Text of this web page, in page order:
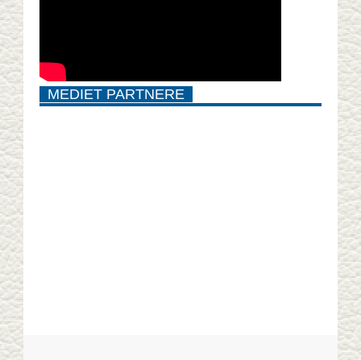
MEDIET PARTNERE